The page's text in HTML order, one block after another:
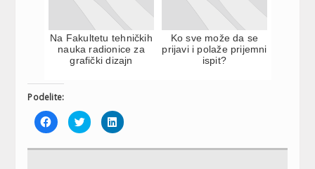
Na Fakultetu tehničkih
nauka radionice za
grafički dizajn
Ko sve može da se
prijavi i polaže prijemni
ispit?
Podelite:
Click
to
share
Facebook
Click
to
share
Twitter
Click
to
LinkedIn